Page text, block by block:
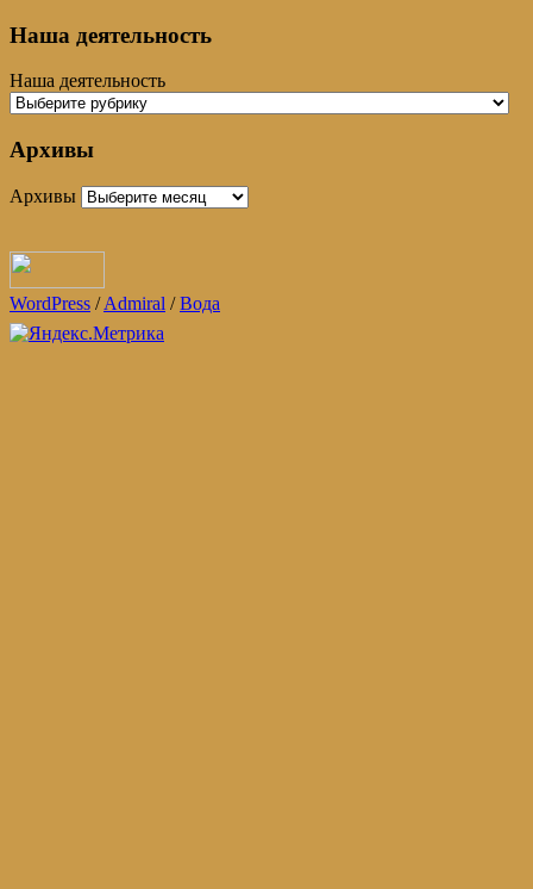
Наша деятельность
Наша деятельность
Архивы
Архивы
WordPress /Admiral /Вода